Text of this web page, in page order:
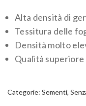
Alta densità di
Tessitura delle
Densità molto
Qualità superiore
Categorie: Sementi,